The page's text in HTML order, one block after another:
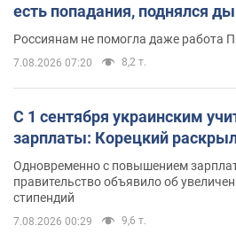
есть попадания, поднялся
Россиянам не помогла даже работа
7.08.2026 07:20 8,2 т.
С 1 сентября украинским
зарплаты: Корецкий
Одновременно с повышением
правительство объявило об
стипендий
7.08.2026 00:29 9,6 т.